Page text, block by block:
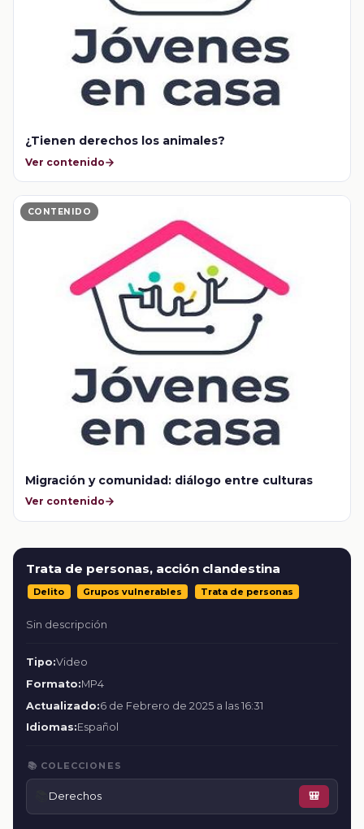
¿Tienen derechos los animales?
Ver contenido
CONTENIDO
Migración y comunidad: diálogo entre culturas
Ver contenido
Trata de personas, acción clandestina
Delito Grupos vulnerables Trata de personas
Sin descripción
Tipo:Video
Formato:MP4
Actualizado:6 de Febrero de 2025 a las 16:31
Idiomas:Español
📚 COLECCIONES
Derechos 🎒